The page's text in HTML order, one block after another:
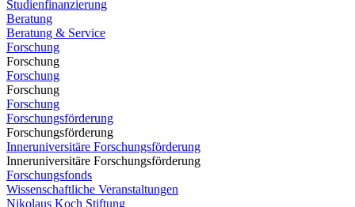
Studienfinanzierung
Beratung
Beratung & Service
Forschung
Forschung
Forschung
Forschung
Forschung
Forschungsförderung
Forschungsförderung
Inneruniversitäre Forschungsförderung
Inneruniversitäre Forschungsförderung
Forschungsfonds
Wissenschaftliche Veranstaltungen
Nikolaus Koch Stiftung